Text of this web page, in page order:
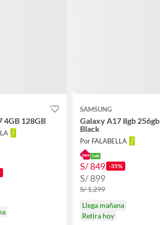
4GB 128GB
SAMSUNG
Galaxy A17 8gb 256gb
Black
Por FALABELLA
S/ 849 -35%
S/ 899
S/ 1,299
Llega mañana
Retira hoy